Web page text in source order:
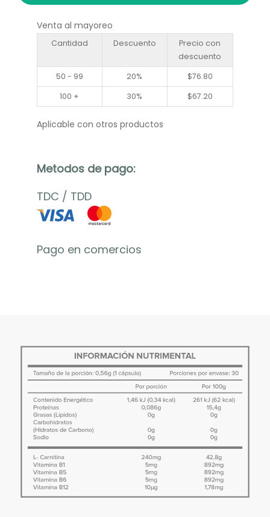
Venta al mayoreo
Cantidad Descuento
Precio con
descuento
50 - 99
20% $76.80
100 +
30% $67.20
Aplicable con otros productos
Metodos de pago:
TDC / TDD
Pago en comercios